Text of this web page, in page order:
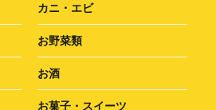
カニ・エビ
お野菜類
お酒
お菓子・スイーツ